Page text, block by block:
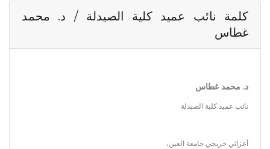
كلمة نائب عميد كلية الصيدلة / د. محمد
غطاس
د. محمد غطاس
نائب عميد كلية الصيدلة
أعزائي خريجي جامعة العين،